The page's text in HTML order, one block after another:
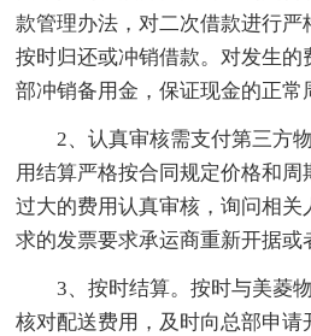
款管理办法，对二次借款进行严
按时归还或冲销借款。对发生的
部冲销备用金，保证现金的正常
2、认真审核需支付第三方物
用结算严格按合同规定价格和
过大的费用认真审核，询问相
求的发票要求承运商重新开据或
3、按时结算。按时与美菱物
核对配送费用，及时向总部申